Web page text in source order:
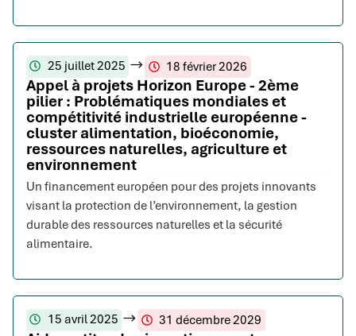
25 juillet 2025 18 février 2026
Appel à projets Horizon Europe - 2ème
pilier : Problématiques mondiales et
compétitivité industrielle européenne -
cluster alimentation, bioéconomie,
ressources naturelles, agriculture et
environnement
Un financement européen pour des projets innovants
visant la protection de l’environnement, la gestion
durable des ressources naturelles et la sécurité
alimentaire.
15 avril 2025 31 décembre 2029